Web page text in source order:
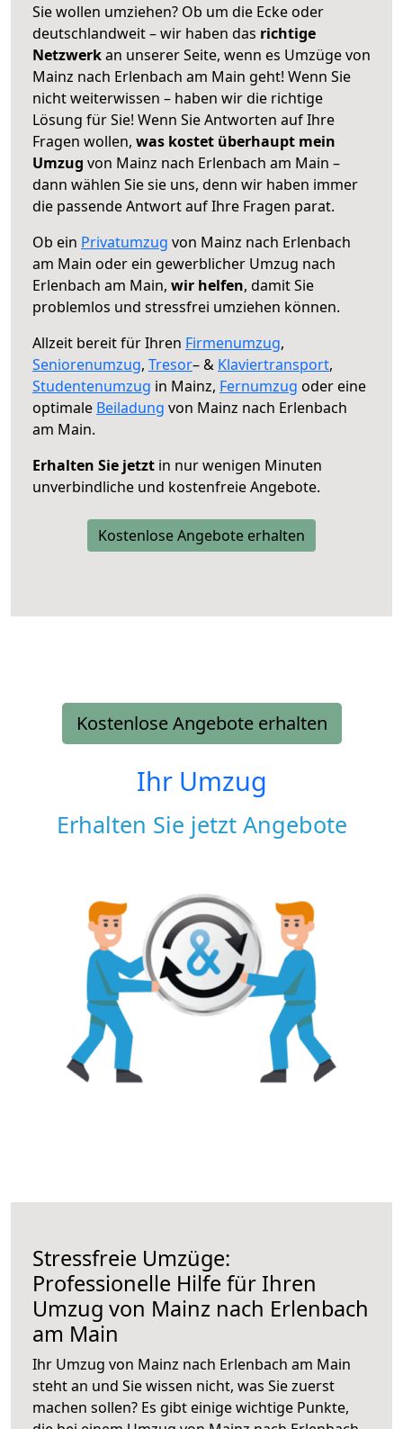
Sie wollen umziehen? Ob um die Ecke oder
deutschlandweit – wir haben das richtige
Netzwerkan unserer Seite, wenn es Umzüge von
Mainz nach Erlenbach am Main geht! Wenn Sie
nicht weiterwissen – haben wir die richtige
Lösung für Sie! Wenn Sie Antworten auf Ihre
Fragen wollen, was kostet überhaupt mein
Umzug von Mainz nach Erlenbach am Main –
dann wählen Sie sie uns, denn wir haben immer
die passende Antwort auf Ihre Fragen parat.
Ob ein Privatumzug von Mainz nach Erlenbach
am Main oder ein gewerblicher Umzug nach
Erlenbach am Main, wir helfen, damit Sie
problemlos und stressfrei umziehen können.
Allzeit bereit für Ihren Firmenumzug,
Seniorenumzug, Tresor– & Klaviertransport,
Studentenumzug in Mainz, Fernumzug oder eine
optimale Beiladung von Mainz nach Erlenbach
am Main.
Erhalten Sie jetzt in nur wenigen Minuten
unverbindliche und kostenfreie Angebote.
Kostenlose Angebote erhalten
Kostenlose Angebote erhalten
Ihr Umzug
Erhalten Sie jetzt Angebote
Stressfreie Umzüge:
Professionelle Hilfe für Ihren
Umzug von Mainz nach Erlenbach
am Main
Ihr Umzug von Mainz nach Erlenbach am Main
steht an und Sie wissen nicht, was Sie zuerst
machen sollen? Es gibt einige wichtige Punkte,